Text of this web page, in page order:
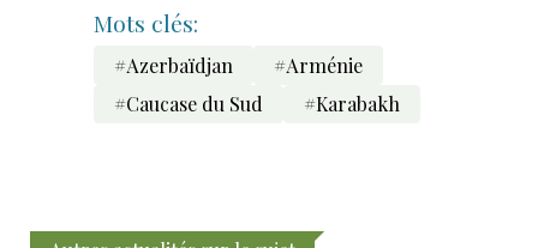
Mots clés:
#Azerbaïdjan
#Arménie
#Caucase du Sud
#Karabakh